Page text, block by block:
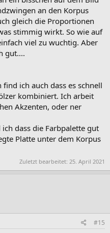
an den Korpus
gleich die Proportionen
stimmig wirkt. So wie auf
viel zu wuchtig. Aber
gut....
ich auch dass es schnell
kombiniert. Ich arbeit
Akzenten, oder ner
dass die Farbpalette gut
Platte unter dem Korpus
Zuletzt bearbeitet: 25. April 2021
#15